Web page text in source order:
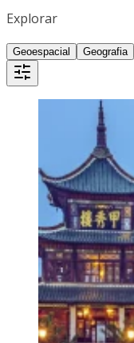
Explorar
Geoespacial Geografia